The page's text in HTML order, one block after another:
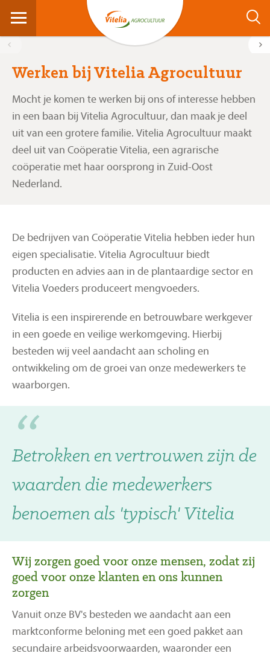
Werken bij Vitelia Agrocultuur
Mocht je komen te werken bij ons of interesse hebben
in een baan bij Vitelia Agrocultuur, dan maak je deel
uit van een grotere familie. Vitelia Agrocultuur maakt
deel uit van Coöperatie Vitelia, een agrarische
coöperatie met haar oorsprong in Zuid-Oost
Nederland.
Aangenaam
Werken bij
Werken bij Vitelia Agrocultuur
Vitelia Talenten
Vacatures & stages
Onze vestigingen
Aanmelden nieuwsbrief
De bedrijven van Coöperatie Vitelia hebben ieder hun
eigen specialisatie. Vitelia Agrocultuur biedt
producten en advies aan in de plantaardige sector en
Vitelia Voeders produceert mengvoeders.
Vitelia is een inspirerende en betrouwbare werkgever
in een goede en veilige werkomgeving. Hierbij
besteden wij veel aandacht aan scholing en
ontwikkeling om de groei van onze medewerkers te
waarborgen.
Betrokken en vertrouwen zijn de
waarden die medewerkers
benoemen als 'typisch' Vitelia
Wij zorgen goed voor onze mensen, zodat zij
goed voor onze klanten en ons kunnen
zorgen
Vanuit onze BV's besteden we aandacht aan een
marktconforme beloning met een goed pakket aan
secundaire arbeidsvoorwaarden, waaronder een